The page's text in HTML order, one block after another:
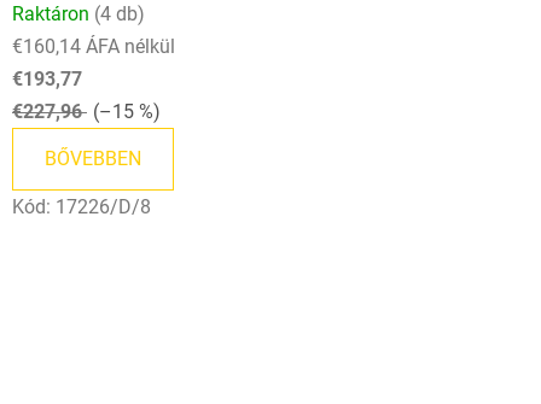
termék
átlagos
értékelése
5-
5,0
csillag.
Raktáron (4 db)
€160,14 ÁFA nélkül
€193,77
€227,96 (–15 %)
BŐVEBBEN
Kód: 17226/D/8